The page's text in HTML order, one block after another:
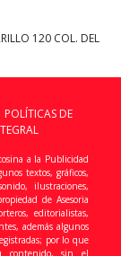
120 COL. DEL
POLÍTICAS DE
a la Publicidad
textos, gráficos,
ilustraciones,
de Asesoria
editorialistas,
además algunos
por lo que
contenido, sin el